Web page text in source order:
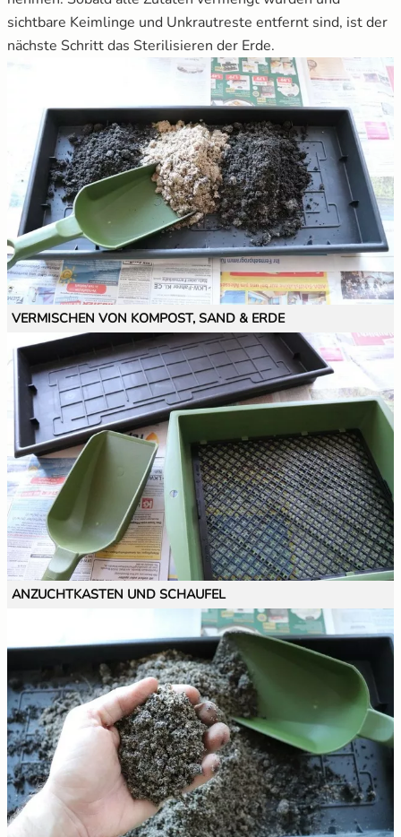
sichtbare Keimlinge und Unkrautreste entfernt sind, ist der
nächste Schritt das Sterilisieren der Erde.
VERMISCHEN VON KOMPOST, SAND & ERDE
ANZUCHTKASTEN UND SCHAUFEL